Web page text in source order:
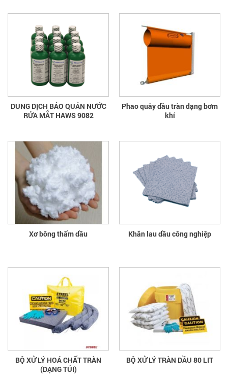
DUNG DỊCH BẢO QUẢN NƯỚC
RỬA MẮT HAWS 9082
Phao quây dầu tràn dạng bơm
khí
Xơ bông thấm dầu Khăn lau dầu công nghiệp
BỘ XỬ LÝ HOÁ CHẤT TRÀN
(DẠNG TÚI)
BỘ XỬ LÝ TRÀN DẦU 80 LIT